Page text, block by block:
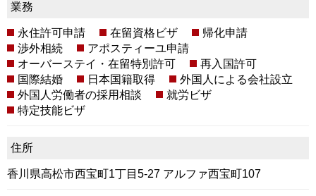
業務
永住許可申請 在留資格ビザ
帰化申請
渉外相続
アポスティーユ申請
オーバーステイ・在留特別許可
再入国許可
国際結婚
日本国籍取得
外国人による会社設立
外国人労働者の採用相談
就労ビザ
特定技能ビザ
住所
香川県高松市西宝町1丁目5-27 アルファ西宝町107